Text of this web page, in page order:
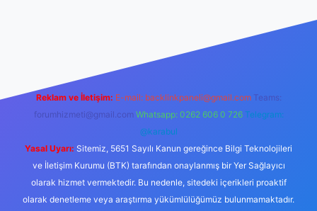
Reklam ve İletişim: E-mail: backlinkpaneli@gmail.com Teams:
forumhizmeti@gmail.com Whatsapp: 0262 606 0 726 Telegram:
@karabul
Yasal Uyarı: Sitemiz, 5651 Sayılı Kanun gereğince Bilgi Teknolojileri
ve İletişim Kurumu (BTK) tarafından onaylanmış bir Yer Sağlayıcı
olarak hizmet vermektedir. Bu nedenle, sitedeki içerikleri proaktif
olarak denetleme veya araştırma yükümlülüğümüz bulunmamaktadır.